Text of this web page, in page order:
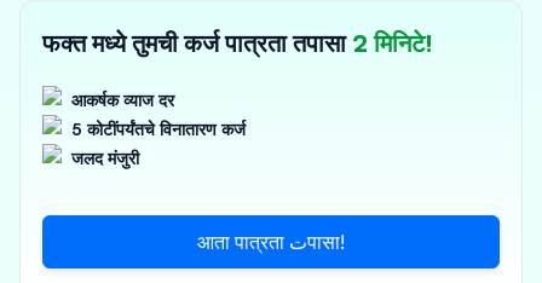
फक्त मध्ये तुमची कर्ज पात्रता तपासा 2 मिनिटे!
आकर्षक व्याज दर
5 कोटींपर्यंतचे विनातारण कर्ज
जलद मंजुरी
आता पात्रता تपासा!